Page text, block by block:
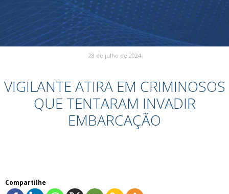
28 de julho de 2024
VIGILANTE ATIRA EM CRIMINOSOS
QUE TENTARAM INVADIR
EMBARCAÇÃO
Compartilhe